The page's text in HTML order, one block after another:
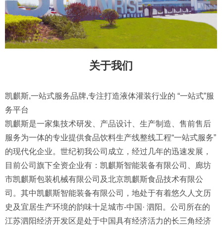
关于我们
凯麒斯,一站式服务品牌,专注打造液体灌装行业的 “一站式”服
务平台
凯麒斯是一家集技术研发、产品设计、生产制造、售前售后
服务为一体的专业提供食品饮料生产线整线工程“一站式服务”
的现代化企业。世纪初我公司成立，经过几年的迅速发展，
目前公司旗下全资企业有：凯麒斯智能装备有限公司、廊坊
市凯麒斯包装机械有限公司及北京凯麒斯食品技术有限公
司。其中凯麒斯智能装备有限公司，地处于有着悠久人文历
史及宜居生产环境的韵味十足城市-中国· 泗阳。公司所在的
江苏泗阳经济开发区是处于中国具有经济活力的长三角经济